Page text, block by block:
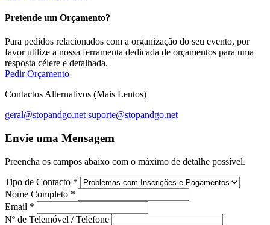
Pretende um Orçamento?
Para pedidos relacionados com a organização do seu evento, por
favor utilize a nossa ferramenta dedicada de orçamentos para uma
resposta célere e detalhada.
Pedir Orçamento
Contactos Alternativos (Mais Lentos)
geral@stopandgo.net suporte@stopandgo.net
Envie uma Mensagem
Preencha os campos abaixo com o máximo de detalhe possível.
Tipo de Contacto *
Nome Completo *
Email *
Nº de Telemóvel / Telefone